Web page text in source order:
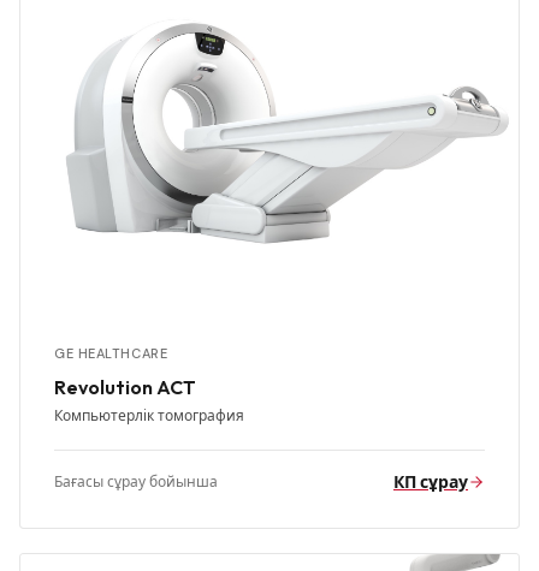
GE HEALTHCARE
Revolution ACT
Компьютерлік томография
Бағасы сұрау бойынша КП сұрау